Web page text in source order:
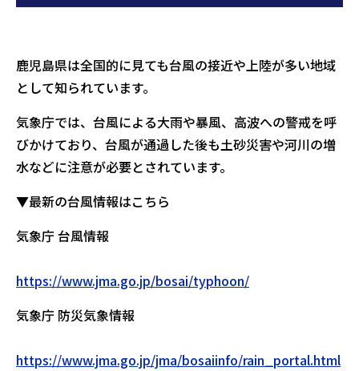
鹿児島県は全国的に見ても台風の接近や上陸が多い地域
として知られています。
気象庁では、台風による大雨や暴風、高波への警戒を呼
びかけており、台風が通過した後も土砂災害や河川の増
水などに注意が必要とされています。
▼最新の台風情報はこちら
気象庁 台風情報
https://www.jma.go.jp/bosai/typhoon/
気象庁 防災気象情報
https://www.jma.go.jp/jma/bosaiinfo/rain_portal.html